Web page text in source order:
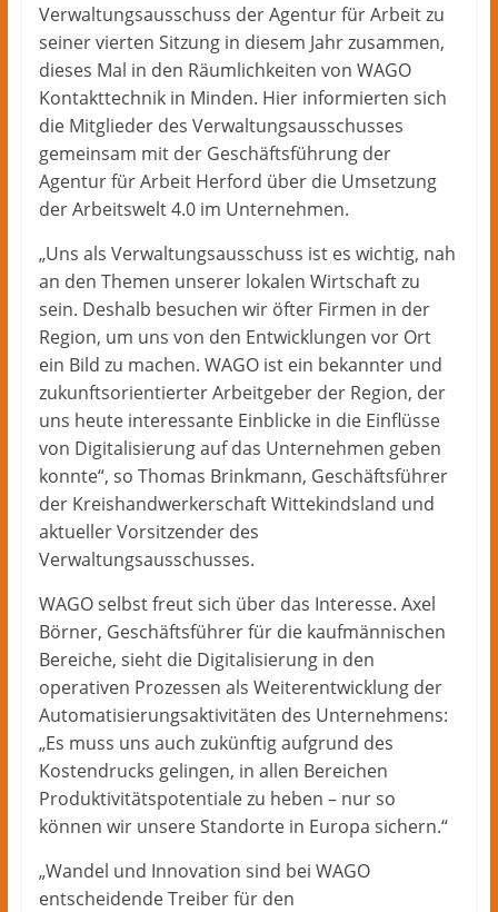
Verwaltungsausschuss der Agentur für Arbeit zu
seiner vierten Sitzung in diesem Jahr zusammen,
dieses Mal in den Räumlichkeiten von WAGO
Kontakttechnik in Minden. Hier informierten sich
die Mitglieder des Verwaltungsausschusses
gemeinsam mit der Geschäftsführung der
Agentur für Arbeit Herford über die Umsetzung
der Arbeitswelt 4.0 im Unternehmen.
„Uns als Verwaltungsausschuss ist es wichtig, nah
an den Themen unserer lokalen Wirtschaft zu
sein. Deshalb besuchen wir öfter Firmen in der
Region, um uns von den Entwicklungen vor Ort
ein Bild zu machen. WAGO ist ein bekannter und
zukunftsorientierter Arbeitgeber der Region, der
uns heute interessante Einblicke in die Einflüsse
von Digitalisierung auf das Unternehmen geben
konnte“, so Thomas Brinkmann, Geschäftsführer
der Kreishandwerkerschaft Wittekindsland und
aktueller Vorsitzender des
Verwaltungsausschusses.
WAGO selbst freut sich über das Interesse. Axel
Börner, Geschäftsführer für die kaufmännischen
Bereiche, sieht die Digitalisierung in den
operativen Prozessen als Weiterentwicklung der
Automatisierungsaktivitäten des Unternehmens:
„Es muss uns auch zukünftig aufgrund des
Kostendrucks gelingen, in allen Bereichen
Produktivitätspotentiale zu heben – nur so
können wir unsere Standorte in Europa sichern.“
„Wandel und Innovation sind bei WAGO
entscheidende Treiber für den